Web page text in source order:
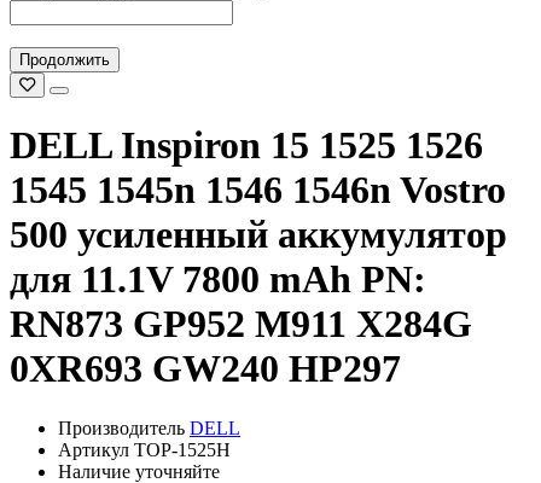
Продолжить
DELL Inspiron 15 1525 1526
1545 1545n 1546 1546n Vostro
500 усиленный аккумулятор
для 11.1V 7800 mAh PN:
RN873 GP952 M911 X284G
0XR693 GW240 HP297
Производитель DELL
Артикул TOP-1525H
Наличие уточняйте